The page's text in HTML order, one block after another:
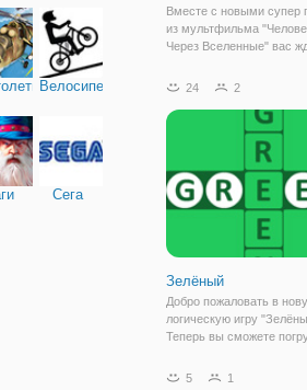
Велосипед
Сега
Вместе с новыми супер
из мультфильма
Через Вселенные" вас
Сегодня вам
спасти мир. В игре
24 2
Зелёный
Добро пожаловать в
логическую игру
Теперь вы сможете
очередной игре из
5 1